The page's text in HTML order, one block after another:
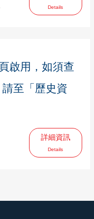
Details
啟用，如須查
至「歷史資
詳細資訊
Details